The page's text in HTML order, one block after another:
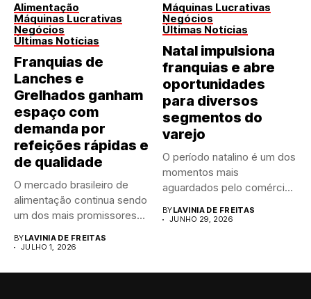
Alimentação
Máquinas Lucrativas
Negócios
Últimas Notícias
Franquias de
Lanches e
Grelhados ganham
espaço com
demanda por
refeições rápidas e
de qualidade
O mercado brasileiro de
alimentação continua sendo
um dos mais promissores
BYLAVINIA DE FREITAS
JULHO 1, 2026
Máquinas Lucrativas
Negócios
Últimas Notícias
Natal impulsiona
franquias e abre
oportunidades
para diversos
segmentos do
varejo
O período natalino é um dos
momentos mais
aguardados pelo comércio
BYLAVINIA DE FREITAS
JUNHO 29, 2026